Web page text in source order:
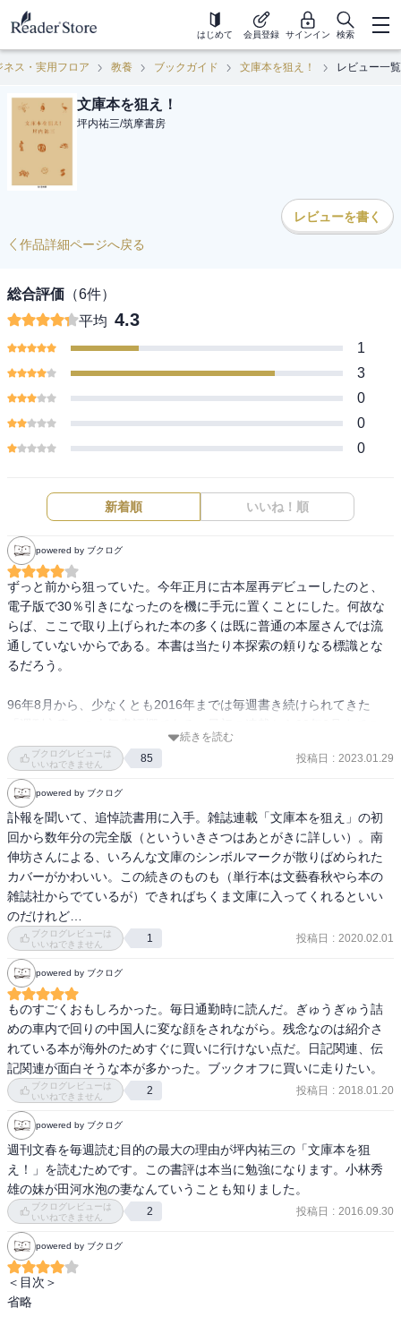
はじめて 会員登録 サインイン 検索
ネス・実用フロア 教養 ブックガイド 文庫本を狙え！ レビュー一覧
文庫本を狙え！
坪内祐三/筑摩書房
レビューを書く
作品詳細ページへ戻る
総合評価 （6件）
平均 4.3
1
3
0
0
0
新着順 いいね！順
powered by ブクログ
ずっと前から狙っていた。今年正月に古本屋再デビューしたのと、
電子版で30％引きになったのを機に手元に置くことにした。何故な
らば、ここで取り上げられた本の多くは既に普通の本屋さんでは流
通していないからである。本書は当たり本探索の頼りなる標識とな
るだろう。
96年8月から、少なくとも2016年までは毎週書き続けられてきた
171篇を全て載せている。書いた時は全て新刊ではあった。残念なが
ら坪内祐三さんは現代小説と推理小説は扱わないと述べているの
で、世の中の「売れ筋の文庫本」は扱われていない。でも、この人
の選択眼には信頼がおける。一応私では心許ないだろうけど、私が
保証する。
171篇のうち、我が蔵書及び読了本は4冊しかない。それが全部「お
勧め本」であることが、信頼できることの根拠である。即ち、
水木しげる『猫楠　南方熊楠の生涯』角川ソフィア文庫
森鴎外『渋江抽斎』岩波文庫
石川達三『生きている兵隊』中公文庫（2014年6月マイレビュー済
み）
矢吹晋編／鈴木博訳『周恩来「１９歳の東京日記」』小学館文庫
（2019年4月にマイレビュー済み）
よって、古本屋巡りの時には、私はまず本書の目次をながめて探し
てみようと思う。1年間で発刊される文庫本はいったい何万冊だろう
か？そのうちのたった50冊ほどの当たり本を教えてくれる本書は貴
重である。
とりあえず、いま探しているのは以下。
高見澤潤子『のらくろひとりぼっち』光人社NF文庫
篠田鉱造『明治百話』上下　岩波文庫
澤田隆治『上方芸能列伝』文春文庫
金子光晴『絶望の精神史』講談社文芸文庫
椎名誠『さらば国分寺書店のオババ』新潮文庫
産経新聞社会部『葬送』現代教養文庫
池田弥三郎『銀座十二章』朝日文庫
いその・えいたろう『性商伝』徳間文庫
続きを読む
ブクログレビューは
いいねできません
85 投稿日 : 2023.01.29
powered by ブクログ
訃報を聞いて、追悼読書用に入手。雑誌連載「文庫本を狙え」の初
回から数年分の完全版（といういきさつはあとがきに詳しい）。南
伸坊さんによる、いろんな文庫のシンボルマークが散りばめられた
カバーがかわいい。この続きのものも（単行本は文藝春秋やら本の
雑誌社からでているが）できればちくま文庫に入ってくれるといい
のだけれど…
ブクログレビューは
いいねできません
1 投稿日 : 2020.02.01
powered by ブクログ
ものすごくおもしろかった。毎日通勤時に読んだ。ぎゅうぎゅう詰
めの車内で回りの中国人に変な顔をされながら。残念なのは紹介さ
れている本が海外のためすぐに買いに行けない点だ。日記関連、伝
記関連が面白そうな本が多かった。ブックオフに買いに走りたい。
ブクログレビューは
いいねできません
2 投稿日 : 2018.01.20
powered by ブクログ
週刊文春を毎週読む目的の最大の理由が坪内祐三の「文庫本を狙
え！」を読むためです。この書評は本当に勉強になります。小林秀
雄の妹が田河水泡の妻なんていうことも知りました。
ブクログレビューは
いいねできません
2 投稿日 : 2016.09.30
powered by ブクログ
＜目次＞
省略